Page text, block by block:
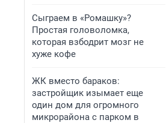
Сыграем в «Ромашку»?
Простая головоломка,
которая взбодрит мозг не
хуже кофе
ЖК вместо бараков:
застройщик изымает еще
один дом для огромного
микрорайона с парком в